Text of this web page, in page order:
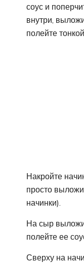
соус и
внутри,
полейте
Накройте
просто
начинки).
На сыр
полейте ее
Сверху на